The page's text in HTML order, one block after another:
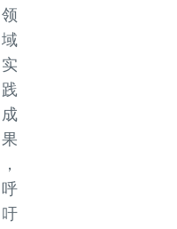
领
域
实
践
成
果
，
呼
吁